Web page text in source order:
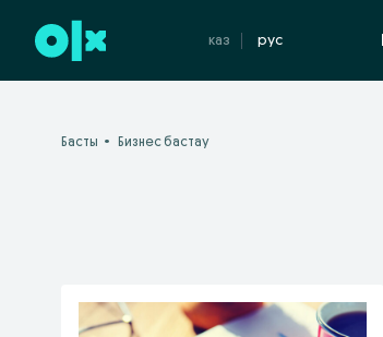
рус
каз
Басты Бизнес бастау